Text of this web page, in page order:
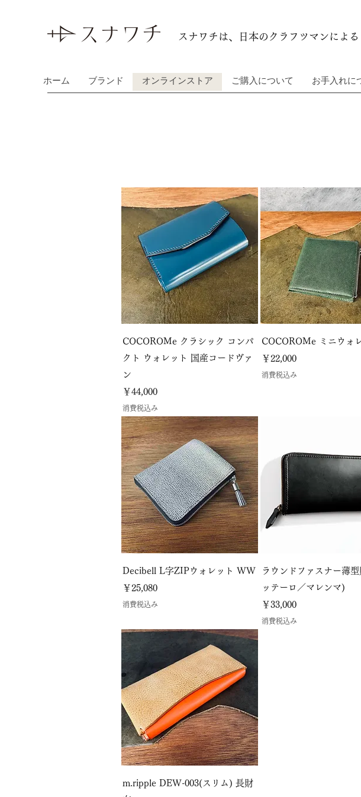
スナワチは、日本のクラフツマンによ
ホーム ブランド オンラインストア ご購入について お手入れに
COCOROMe クラシック コンパ
クト ウォレット 国産コードヴァ
ン
価格
￥44,000
消費税込み
COCOROMe ミニウォ
価格
￥22,000
消費税込み
Decibell L字ZIPウォレット WW
価格
￥25,080
消費税込み
ラウンドファスナー薄
ッテーロ／マレンマ)
価格
￥33,000
消費税込み
m.ripple DEW-003(スリム) 長財